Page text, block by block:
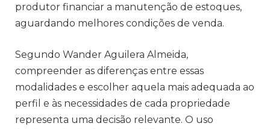
produtor financiar a manutenção de estoques,
aguardando melhores condições de venda.
Segundo Wander Aguilera Almeida,
compreender as diferenças entre essas
modalidades e escolher aquela mais adequada ao
perfil e às necessidades de cada propriedade
representa uma decisão relevante. O uso